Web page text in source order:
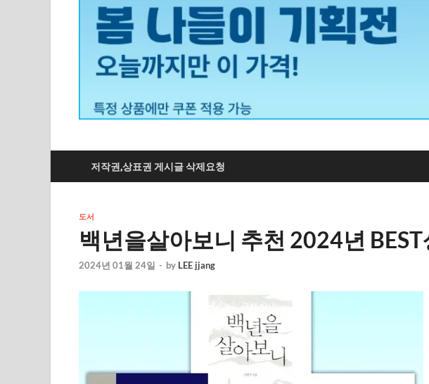
저작권,상표권 게시글 삭제요청
도서
백년을살아보니 추천 2024년
2024년 01월 24일 - by LEE jjang